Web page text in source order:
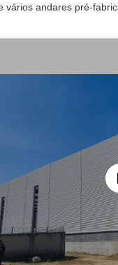
vários andares pré-